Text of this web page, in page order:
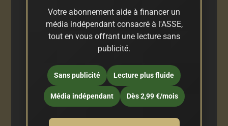
Votre abonnement aide à financer un
média indépendant consacré à l'ASSE,
tout en vous offrant une lecture sans
publicité.
Sans publicité Lecture plus fluide
Média indépendant Dès 2,99 €/mois